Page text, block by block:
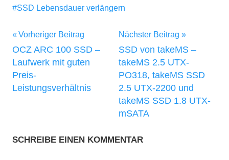
SSD Lebensdauer verlängern
Beitragsnavigation
Vorheriger Beitrag
OCZ ARC 100 SSD –
Laufwerk mit guten
Preis-
Leistungsverhältnis
Nächster Beitrag
SSD von takeMS –
takeMS 2.5 UTX-
PO318, takeMS SSD
2.5 UTX-2200 und
takeMS SSD 1.8 UTX-
mSATA
SCHREIBE EINEN KOMMENTAR